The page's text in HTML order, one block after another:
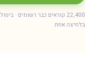
22,400 קוראים כבר רשומים · ביטול
בלחיצה אחת